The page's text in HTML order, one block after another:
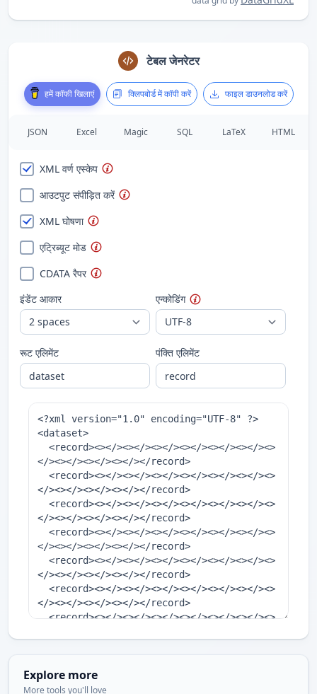
टेबल जेनरेटर
हमें कॉफी खिलाएं क्लिपबोर्ड में कॉपी करें फाइल डाउनलोड करें
JSON Excel Magic SQL LaTeX HTML
XML वर्ण एस्केप
आउटपुट संपीड़ित करें
XML घोषणा
एट्रिब्यूट मोड
CDATA रैपर
इंडेंट आकार
एन्कोडिंग
रूट एलिमेंट पंक्ति एलिमेंट
Explore more
More tools you'll love